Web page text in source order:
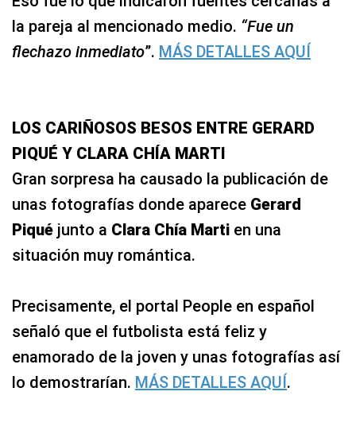
la pareja al mencionado medio. “Fue un
flechazo inmediato”. MÁS DETALLES AQUÍ
LOS CARIÑOSOS BESOS ENTRE GERARD
PIQUÉ Y CLARA CHÍA MARTI
Gran sorpresa ha causado la publicación de
unas fotografías donde aparece Gerard
Piqué junto a Clara Chía Marti en una
situación muy romántica.
Precisamente, el portal People en español
señaló que el futbolista está feliz y
enamorado de la joven y unas fotografías así
lo demostrarían. MÁS DETALLES AQUÍ.